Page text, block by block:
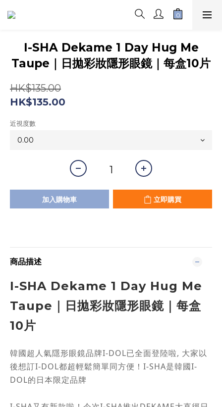
I-SHA Dekame 1 Day Hug Me
Taupe｜日拋彩妝隱形眼鏡｜每盒10片
HK$135.00
HK$135.00
近視度數
加入購物車 立即購買
商品描述
I-SHA Dekame 1 Day Hug Me
Taupe｜日拋彩妝隱形眼鏡｜每盒
10片
韓國超人氣隱形眼鏡品牌I-DOL已全面登陸啦, 大家以
後想訂I-DOL都超輕鬆簡單同方便！I-SHA是韓國I-
DOL的日本限定品牌